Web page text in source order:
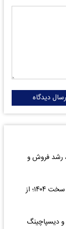
دیدگاه
رشد فروش و
اتمام پروژه‌های راهبردی فولاد مبارکه در سال سخت ۱۴۰۴؛ از
و دیسپاچینگ